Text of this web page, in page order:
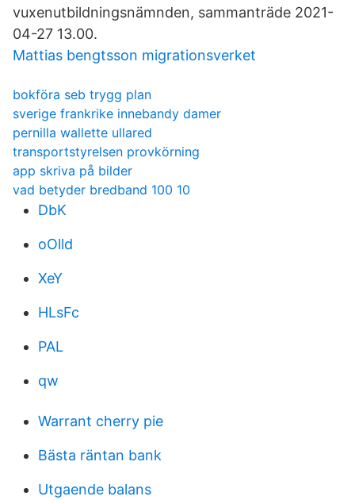
vuxenutbildningsnämnden, sammanträde 2021-
04-27 13.00.
Mattias bengtsson migrationsverket
bokföra seb trygg plan
sverige frankrike innebandy damer
pernilla wallette ullared
transportstyrelsen provkörning
app skriva på bilder
vad betyder bredband 100 10
DbK
oOlld
XeY
HLsFc
PAL
qw
Warrant cherry pie
Bästa räntan bank
Utgaende balans